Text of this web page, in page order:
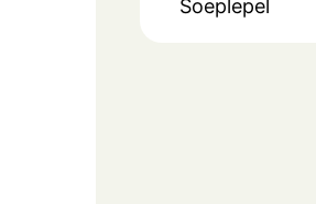
Soeplepel